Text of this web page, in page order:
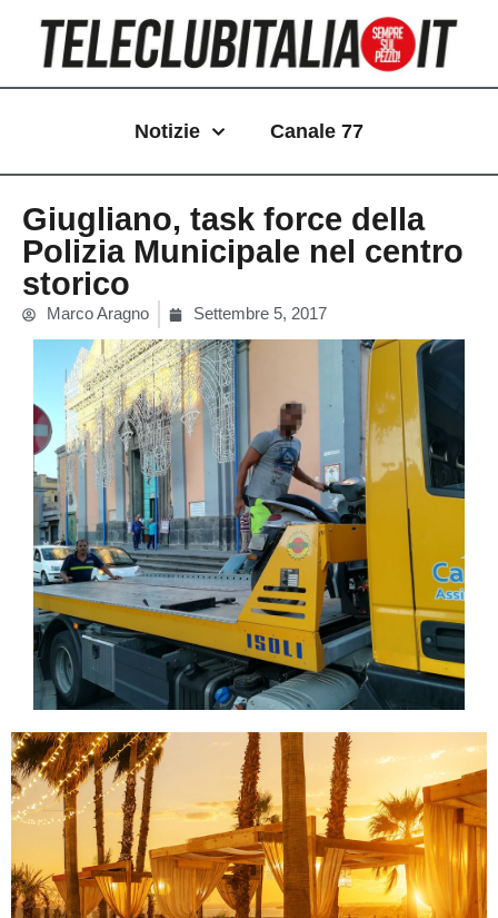
contenuto
Notizie Canale 77
Giugliano, task force della
Polizia Municipale nel centro
storico
Marco Aragno Settembre 5, 2017